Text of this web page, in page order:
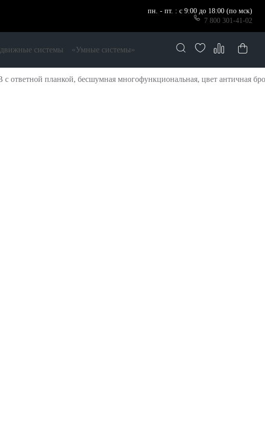
пн. - пт. : с 9:00 до 18:00 (по мск)
7 800 301-41-02
системы «Умные системы»
ответной планкой, бесшумная многофункциональная, цвет античная